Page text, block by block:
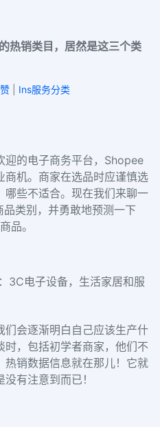
热销类目，居然是这三个类
Ins服务分类
迎的电子商务平台，Shopee
商机。商家在选品时应谨慎选
些不适合。现在我们来聊一
类别，并勇敢地预测一下
品。
3C电子设备，生活家居和服
会逐渐明白自己应该生产什
，包括初学者商家，他们不
销数据信息就在那儿！它就
有注意到而已！